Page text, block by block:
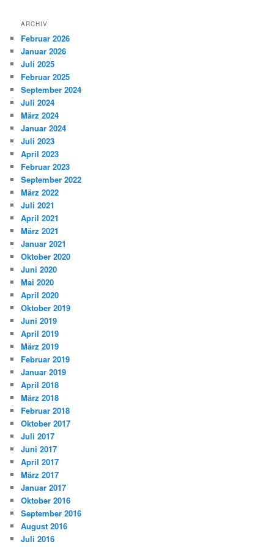
ARCHIV
Februar 2026
Januar 2026
Juli 2025
Februar 2025
September 2024
Juli 2024
März 2024
Januar 2024
Juli 2023
April 2023
Februar 2023
September 2022
März 2022
Juli 2021
April 2021
März 2021
Januar 2021
Oktober 2020
Juni 2020
Mai 2020
April 2020
Oktober 2019
Juni 2019
April 2019
März 2019
Februar 2019
Januar 2019
April 2018
März 2018
Februar 2018
Oktober 2017
Juli 2017
Juni 2017
April 2017
März 2017
Januar 2017
Oktober 2016
September 2016
August 2016
Juli 2016